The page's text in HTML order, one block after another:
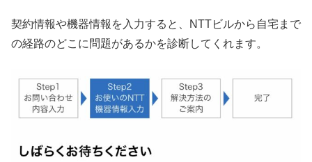
契約情報や機器情報を入力すると、NTTビルから自宅まで
の経路のどこに問題があるかを診断してくれます。